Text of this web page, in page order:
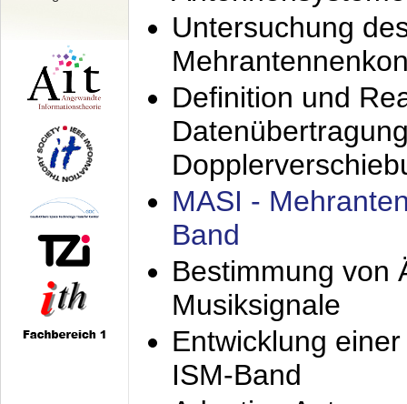
Untersuchung
Definition und
MASI -
Band
Bestimmung von
Musiksignale
Entwicklung
ISM-Band